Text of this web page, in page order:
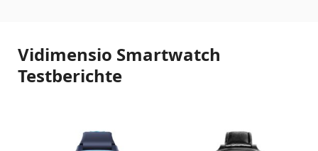
Vidimensio Smartwatch
Testberichte